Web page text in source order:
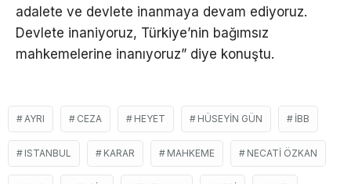
adalete ve devlete inanmaya devam ediyoruz.
Devlete inaniyoruz, Türkiye’nin bağımsız
mahkemelerine inanıyoruz” diye konuştu.
AYRI CEZA HEYET HÜSEYIN GÜN İBB
ISTANBUL KARAR MAHKEME NECATI ÖZKAN